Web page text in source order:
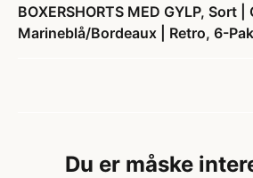
BOXERSHORTS MED GYLP, Sort |
Marineblå/Bordeaux | Retro, 6-
Du er måske